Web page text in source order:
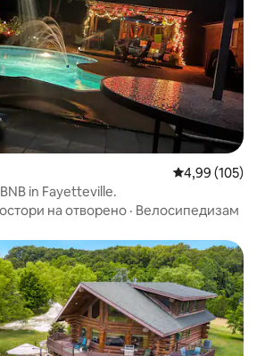
Просечна
4,99 (105)
in Fayetteville.
на отворено · Велосипедизам